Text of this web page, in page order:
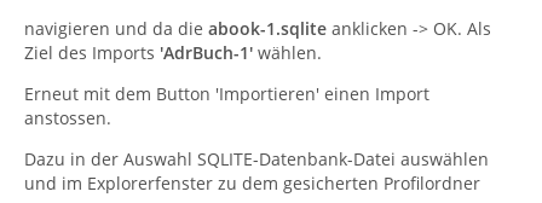
navigieren und da die abook-1.sqlite anklicken -> OK. Als
Ziel des Imports 'AdrBuch-1' wählen.
Erneut mit dem Button 'Importieren' einen Import
anstossen.
Dazu in der Auswahl SQLITE-Datenbank-Datei auswählen
und im Explorerfenster zu dem gesicherten Profilordner